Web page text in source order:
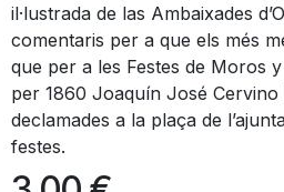
il·lustrada de las Ambaixades
comentaris per a que els més
que per a les Festes de Moros
per 1860 Joaquín José
declamades a la plaça de
festes.